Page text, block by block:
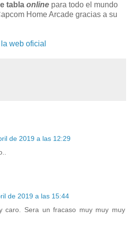
tabla online para todo el mundo
Home Arcade gracias a su
web oficial
de 2019 a las 12:29
de 2019 a las 15:44
caro. Sera un fracaso muy muy muy